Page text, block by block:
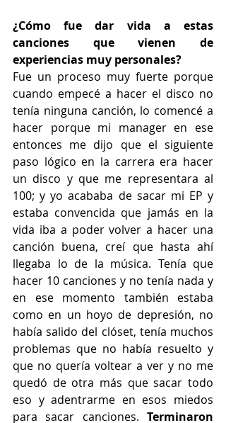
¿Cómo fue dar vida a estas
canciones que vienen de
experiencias muy personales?
Fue un proceso muy fuerte porque
cuando empecé a hacer el disco no
tenía ninguna canción, lo comencé a
hacer porque mi manager en ese
entonces me dijo que el siguiente
paso lógico en la carrera era hacer
un disco y que me representara al
100; y yo acababa de sacar mi EP y
estaba convencida que jamás en la
vida iba a poder volver a hacer una
canción buena, creí que hasta ahí
llegaba lo de la música. Tenía que
hacer 10 canciones y no tenía nada y
en ese momento también estaba
como en un hoyo de depresión, no
había salido del clóset, tenía muchos
problemas que no había resuelto y
que no quería voltear a ver y no me
quedó de otra más que sacar todo
eso y adentrarme en esos miedos
para sacar canciones. Terminaron